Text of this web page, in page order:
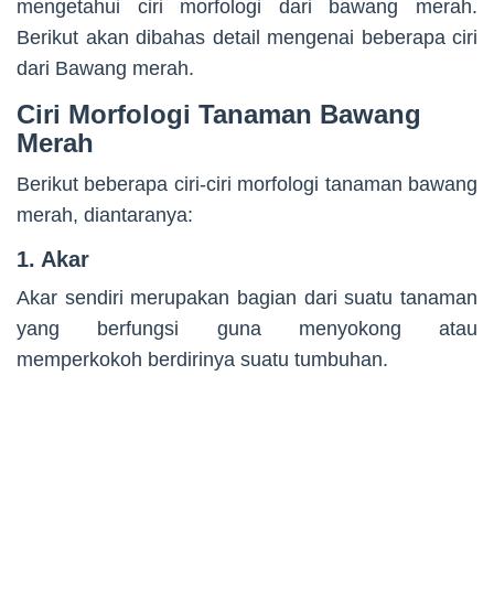
mengetahui ciri morfologi dari bawang merah.
Berikut akan dibahas detail mengenai beberapa ciri
dari Bawang merah.
Ciri Morfologi Tanaman Bawang
Merah
Berikut beberapa ciri-ciri morfologi tanaman bawang
merah, diantaranya:
1. Akar
Akar sendiri merupakan bagian dari suatu tanaman
yang berfungsi guna menyokong atau
memperkokoh berdirinya suatu tumbuhan.